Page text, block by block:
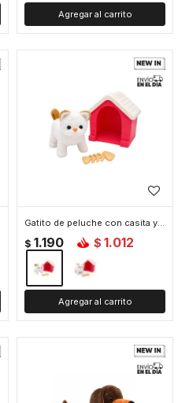
Gatito de peluche con casita y accesorios - Marron
$ 1.190 $ 1.012